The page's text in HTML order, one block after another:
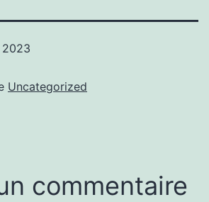
Uncategorized
commentaire